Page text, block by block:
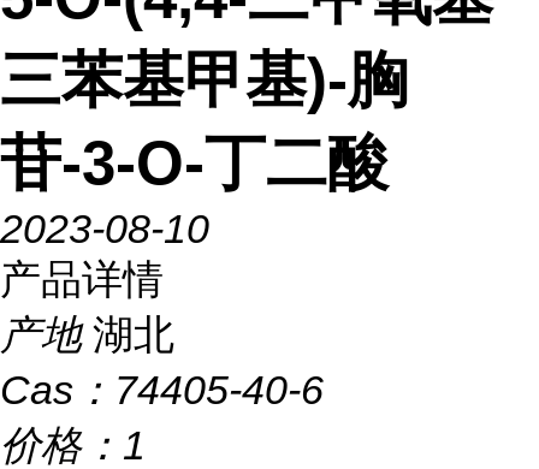
三苯基甲基)-胸
苷-3-O-丁二酸
2023-08-10
产品详情
产地 湖北
Cas： 74405-40-6
价格： 1